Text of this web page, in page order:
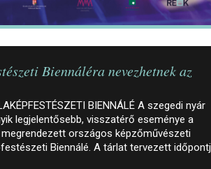
Biennáléra nevezhetnek az
BIENNÁLÉ A szegedi nyár
legjelentősebb, visszatérő eseménye a
megrendezett országos képzőművészeti
Biennálé. A tárlat tervezett